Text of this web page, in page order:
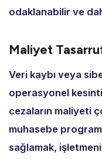
odaklanabilir ve
Maliyet
Veri kaybı veya
operasyonel
cezaların maliyeti
muhasebe
sağlamak,